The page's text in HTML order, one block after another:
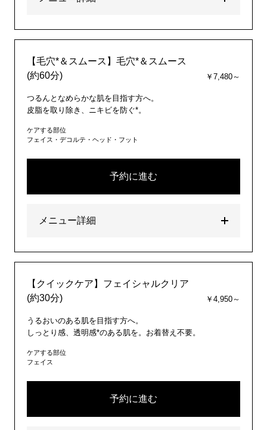
【毛穴*＆スムース】毛穴*＆スムース
(約60分)
￥7,480～
つるんとなめらかな肌を目指す方へ。
皮脂を取り除き、ニキビを防ぐ*。
ケアする部位
フェイス・デコルテ・ヘッド・フット
予約に進む
メニュー詳細
【クイックケア】フェイシャルクリア
(約30分)
￥4,950～
うるおいのある肌を目指す方へ。
しっとり感、透明感*のある肌を。お着替え不要。
ケアする部位
フェイス
予約に進む